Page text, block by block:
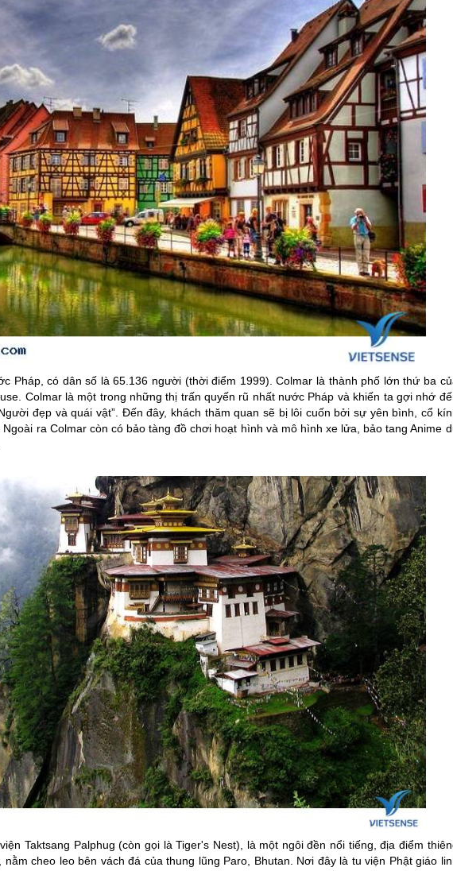
Pháp, có dân số là 65.136 người (thời điểm 1999). Colmar là thành phố lớn thứ ba
Colmar là một trong những thị trấn quyến rũ nhất nước Pháp và khiến ta gợi nhớ
đẹp và quái vật”. Đến đây, khách thăm quan sẽ bị lôi cuốn bởi sự yên bình, cổ
ra Colmar còn có bảo tàng đồ chơi hoạt hình và mô hình xe lửa, bảo tang Anime
Taktsang Palphug (còn gọi là Tiger's Nest), là một ngôi đền nổi tiếng, địa điểm
​​cheo leo bên vách đá của thung lũng Paro, Bhutan. Nơi đây là tu viện Phật giáo